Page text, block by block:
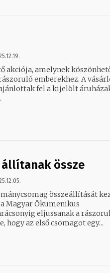
akciója, amelynek
emberekhez. A vásárlók
fel a kijelölt
állítanak össze
összeállítását
Magyar Ökumenikus
eljussanak a
hogy az első csomagot egy...